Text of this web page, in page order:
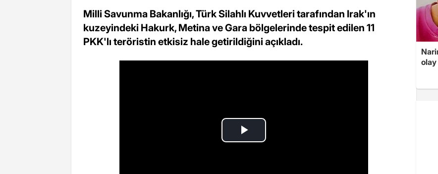
Milli Savunma Bakanlığı, Türk Silahlı Kuvvetleri tarafından Irak'ın
kuzeyindeki Hakurk, Metina ve Gara bölgelerinde tespit edilen 11
PKK'lı teröristin etkisiz hale getirildiğini açıkladı.